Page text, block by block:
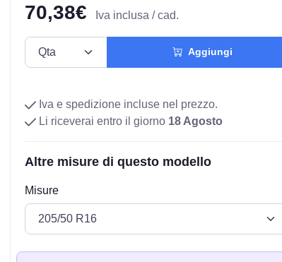
70,38€ Iva inclusa / cad.
Aggiungi
Iva e spedizione incluse nel prezzo.
Li riceverai entro il giorno 18 Agosto
Altre misure di questo modello
Misure